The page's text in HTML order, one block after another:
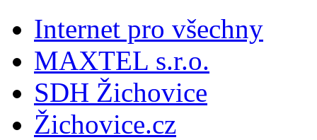
Internet pro všechny
MAXTEL s.r.o.
SDH Žichovice
Žichovice.cz